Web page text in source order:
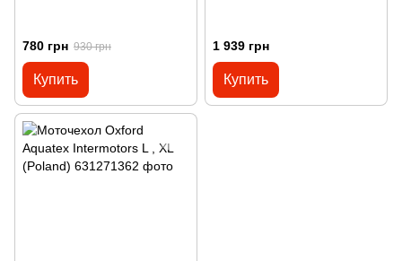
780 грн 930 грн
Купить
1 939 грн
Купить